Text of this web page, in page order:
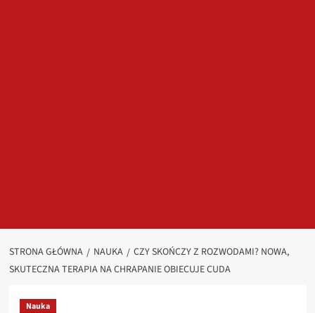
STRONA GŁÓWNA NAUKA
CZY SKOŃCZY Z ROZWODAMI? NOWA,
SKUTECZNA TERAPIA NA CHRAPANIE OBIECUJE CUDA
Nauka